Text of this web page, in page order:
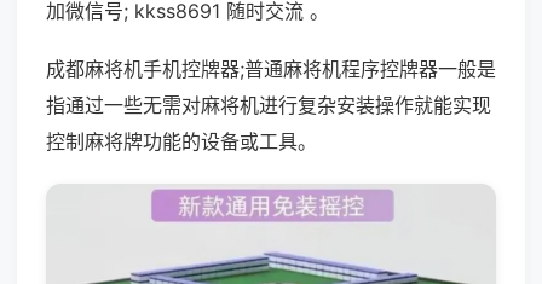
加微信号; kkss8691 随时交流 。
成都麻将机手机控牌器;普通麻将机程序控牌器一般是
指通过一些无需对麻将机进行复杂安装操作就能实现
控制麻将牌功能的设备或工具。